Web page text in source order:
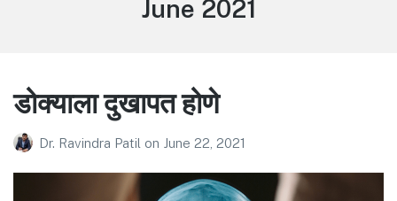
Month:
June 2021
डोक्याला दुखापत होणे
Dr. Ravindra Patil on June 22, 2021